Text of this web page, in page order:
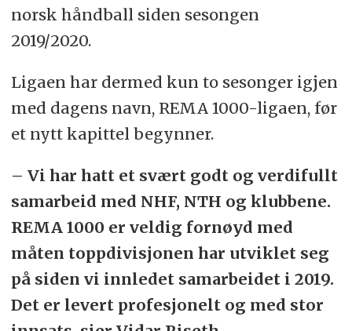
norsk håndball siden sesongen
2019/2020.
Ligaen har dermed kun to sesonger igjen
med dagens navn, REMA 1000-ligaen, før
et nytt kapittel begynner.
– Vi har hatt et svært godt og verdifullt
samarbeid med NHF, NTH og klubbene.
REMA 1000 er veldig fornøyd med
måten toppdivisjonen har utviklet seg
på siden vi innledet samarbeidet i 2019.
Det er levert profesjonelt og med stor